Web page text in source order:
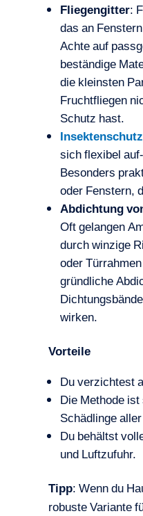
Fliegengitter:
das an
Achte auf
beständige
die kleinsten
Fruchtfliegen
Schutz hast.
sich flexibel
Besonders
oder Fenstern,
Abdichtung
Oft gelangen
durch winzige
oder
gründliche
wirken.
Vorteile
Du verzichtest
Die Methode
Schädlinge
Du behältst
und Luftzufuhr.
Tipp: Wenn du
robuste Variante